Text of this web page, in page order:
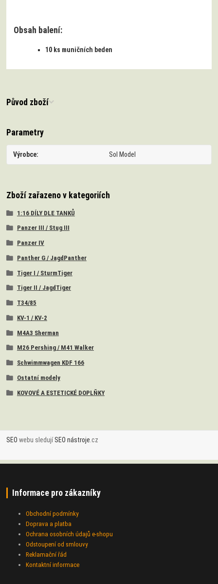
Obsah balení:
10 ks muničních beden
Původ zboží
Parametry
Výrobce Sol Model
Zboží zařazeno v kategoriích
1:16 DÍLY DLE TANKŮ
Panzer III / Stug III
Panzer IV
Panther G / JagdPanther
Tiger I / SturmTiger
Tiger II / JagdTiger
T34/85
KV-1 / KV-2
M4A3 Sherman
M26 Pershing / M41 Walker
Schwimmwagen KDF 166
Ostatní modely
KOVOVÉ A ESTETICKÉ DOPLŇKY
SEO webu sledujíSEO nástroje .cz
Informace pro zákazníky
Obchodní podmínky
Doprava a platba
Ochrana osobních údajů e-shopu
Odstoupení od smlouvy
Reklamační řád
Kontaktní informace